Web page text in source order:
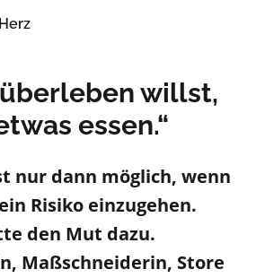
willst,
essen.“
nur dann möglich, wenn
Risiko einzugehen.
den Mut dazu.
Maßschneiderin, Store